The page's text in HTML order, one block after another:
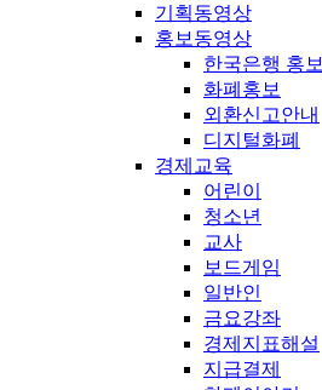
기획동영상
홍보동영상
한국은행 홍보
화폐홍보
외환신고안내
디지털화폐
경제교육
어린이
청소년
교사
보드게임
일반인
금요강좌
경제지표해설
지급결제